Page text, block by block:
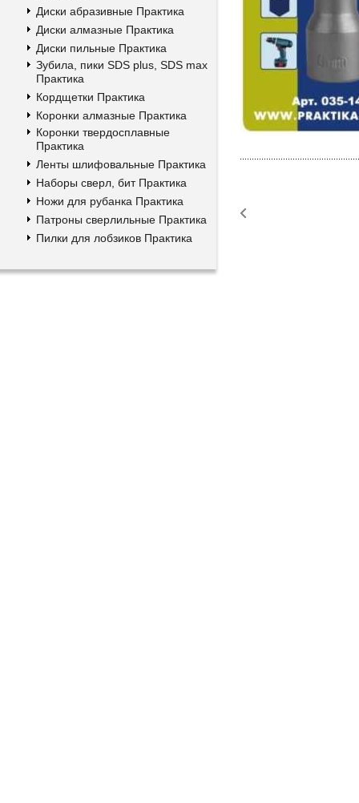
Диски абразивные Практика
Диски алмазные Практика
Диски пильные Практика
Зубила, пики SDS plus, SDS max
Практика
Кордщетки Практика
Коронки алмазные Практика
Коронки твердосплавные
Практика
Ленты шлифовальные Практика
Наборы сверл, бит Практика
Ножи для рубанка Практика
Патроны сверлильные Практика
Пилки для лобзиков Практика